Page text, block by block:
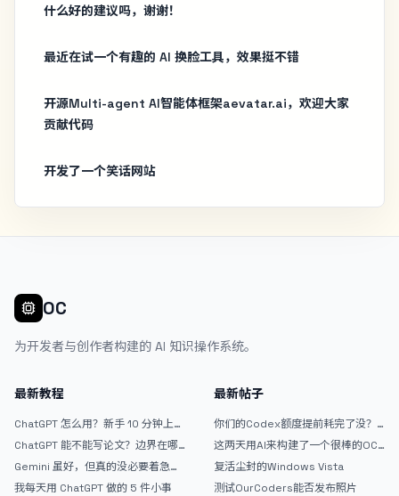
什么好的建议吗，谢谢！
最近在试一个有趣的 AI 换脸工具，效果挺不错
开源Multi-agent AI智能体框架aevatar.ai，欢迎大家
贡献代码
开发了一个笑话网站
OC
为开发者与创作者构建的 AI 知识操作系统。
最新教程
ChatGPT 怎么用？新手 10 分钟上手
ChatGPT 能不能写论文？边界在哪
Gemini 虽好，但真的没必要着急放
弃 ChatGPT
我每天用 ChatGPT 做的 5 件小事
最新帖子
你们的Codex额度提前耗完了没？
戒断反应如何？
这两天用AI来构建了一个很棒的OC
论坛精华区
复活尘封的Windows Vista
测试OurCoders能否发布照片